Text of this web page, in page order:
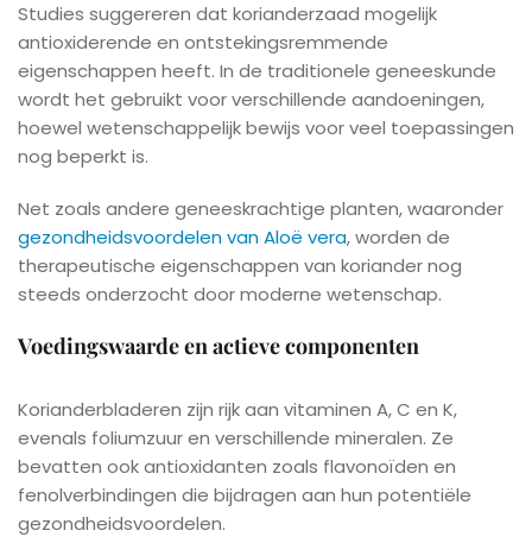
Studies suggereren dat korianderzaad mogelijk
antioxiderende en ontstekingsremmende
eigenschappen heeft. In de traditionele geneeskunde
wordt het gebruikt voor verschillende aandoeningen,
hoewel wetenschappelijk bewijs voor veel toepassingen
nog beperkt is.
Net zoals andere geneeskrachtige planten, waaronder
gezondheidsvoordelen van Aloë vera, worden de
therapeutische eigenschappen van koriander nog
steeds onderzocht door moderne wetenschap.
Voedingswaarde en actieve componenten
Korianderbladeren zijn rijk aan vitaminen A, C en K,
evenals foliumzuur en verschillende mineralen. Ze
bevatten ook antioxidanten zoals flavonoïden en
fenolverbindingen die bijdragen aan hun potentiële
gezondheidsvoordelen.